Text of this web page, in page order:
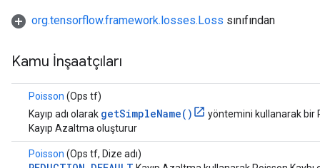
org.tensorflow.framework.losses.Loss sınıfından
Kamu İnşaatçıları
Poisson (Ops tf)
Kayıp adı olarak getSimpleName()
yöntemini kullanarak bir
Kayıp Azaltma oluşturur
Poisson (Ops tf, Dize adı)